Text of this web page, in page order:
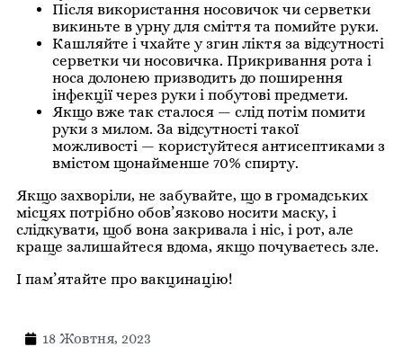
Після використання носовичок чи серветки
викиньте в урну для сміття та помийте руки.
Кашляйте і чхайте у згин ліктя за відсутності
серветки чи носовичка. Прикривання рота і
носа долонею призводить до поширення
інфекції через руки і побутові предмети.
Якщо вже так сталося — слід потім помити
руки з милом. За відсутності такої
можливості — користуйтеся антисептиками з
вмістом щонайменше 70% спирту.
Якщо захворіли, не забувайте, що в громадських
місцях потрібно обов’язково носити маску, і
слідкувати, щоб вона закривала і ніс, і рот, але
краще залишайтеся вдома, якщо почуваєтесь зле.
І пам’ятайте про вакцинацію!
18 Жовтня, 2023